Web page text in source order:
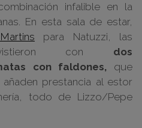
infalible en la
En esta sala de estar,
para Natuzzi, las
con dos
con faldones, que
prestancia al estor
todo de Lizzo/Pepe